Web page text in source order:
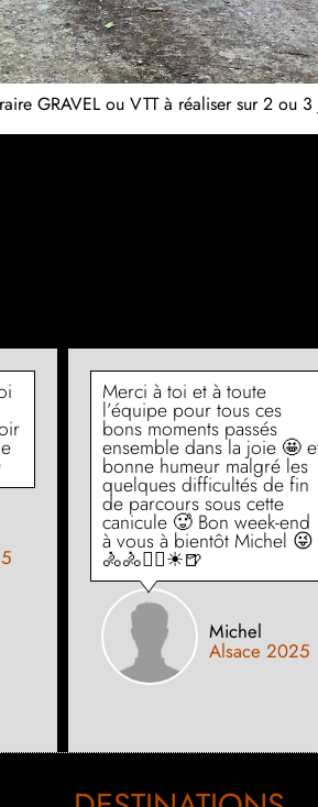
GRAVEL ou VTT à réaliser sur 2
Merci à toi et à toute
l’équipe pour tous ces
bons moments passés
ensemble dans la joie 🤩
bonne humeur malgré les
quelques difficultés de fin
de parcours sous cette
canicule 🥵 Bon week-end
à vous à bientôt Michel 😜
🚴🚴🚴‍♀☀🍺
Michel
Alsace 2025